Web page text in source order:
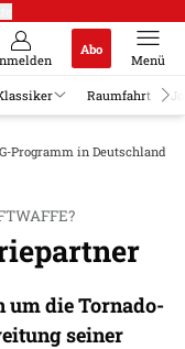
Abo
Menü
Raumfahrt
Programm in Deutschland
um die Tornado-
seiner